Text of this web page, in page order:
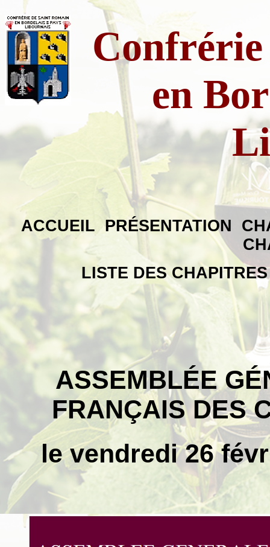
en
ACCUEIL PRÉSENTATION
LISTE DES
ASSEMBLÉE
FRANÇAIS DES
le vendredi 26